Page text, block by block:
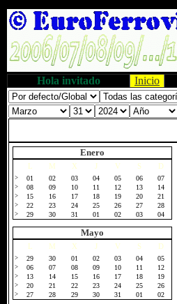
Hola invitado Inicio
Enero
M X J V S D
> 01 02 03 04 05 06 07
> 08 09 10 11 12 13 14
> 15 16 17 18 19 20 21
> 22 23 24 25 26 27 28
> 29 30 31 01 02 03 04
Mayo
M X J V S D
> 29 30 01 02 03 04 05
> 06 07 08 09 10 11 12
> 13 14 15 16 17 18 19
> 20 21 22 23 24 25 26
> 27 28 29 30 31 01 02